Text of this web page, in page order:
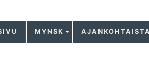
MYNSK AJANKOHTAISTA